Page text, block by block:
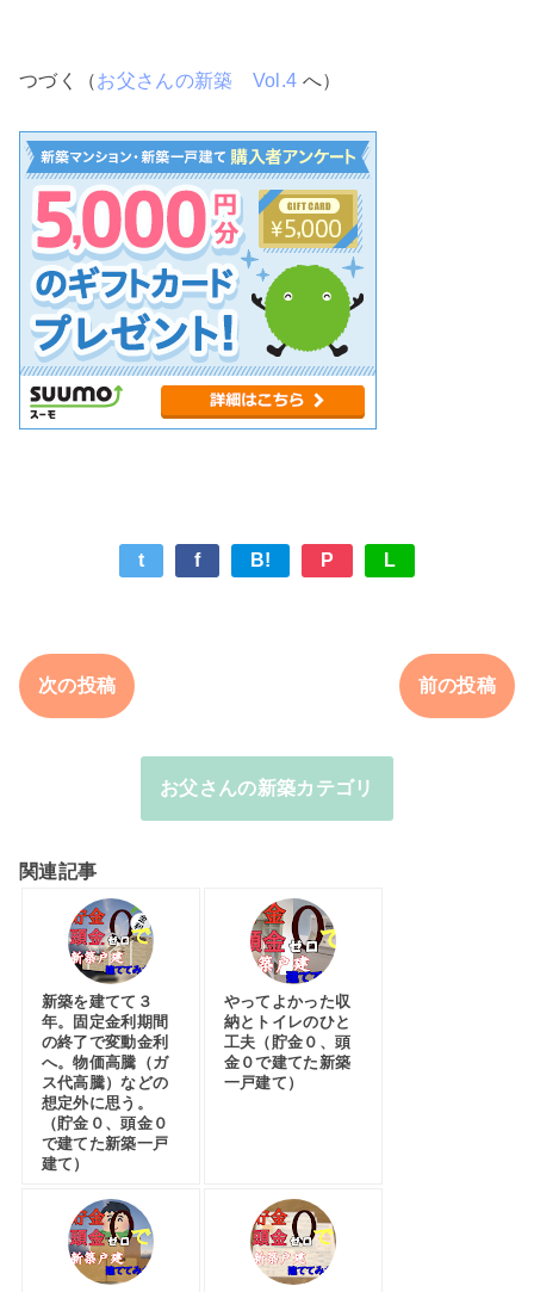
つづく（お父さんの新築 Vol.4 へ）
t f B! P L
次の投稿 前の投稿
お父さんの新築カテゴリ
関連記事
新築を建てて３
年。固定金利期間
の終了で変動金利
へ。物価高騰（ガ
ス代高騰）などの
想定外に思う。
（貯金０、頭金０
で建てた新築一戸
建て）
やってよかった収
納とトイレのひと
工夫（貯金０、頭
金０で建てた新築
一戸建て）